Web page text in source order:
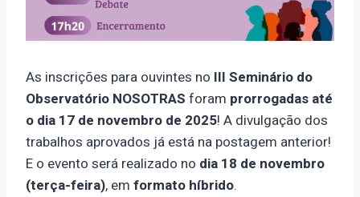
As inscrições para ouvintes no III Seminário do
Observatório NOSOTRAS foram prorrogadas até
o dia 17 de novembro de 2025! A divulgação dos
trabalhos aprovados já está na postagem anterior!
E o evento será realizado no dia 18 de novembro
(terça-feira), em formato híbrido.